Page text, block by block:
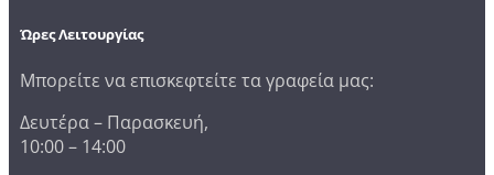
Ώρες Λειτουργίας
Μπορείτε να επισκεφτείτε τα γραφεία μας:
Δευτέρα – Παρασκευή,
10:00 – 14:00